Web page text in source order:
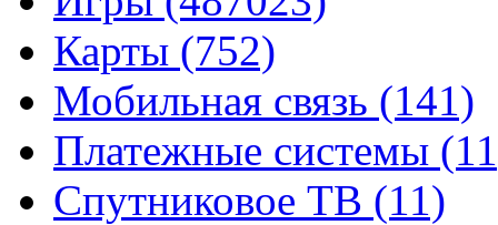
Карты (752)
Мобильная связь (141)
Платежные системы
Спутниковое ТВ (11)